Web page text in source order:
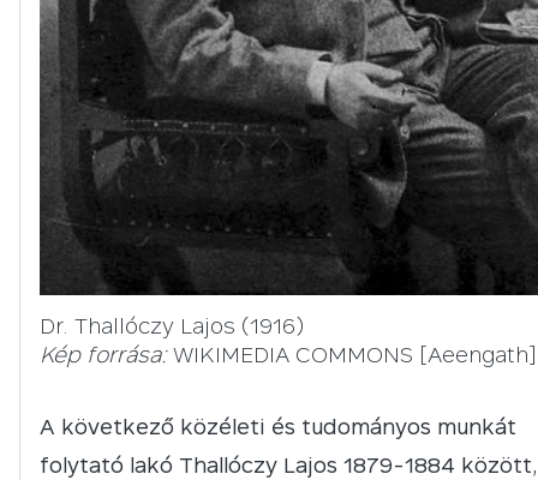
Dr. Thallóczy Lajos (1916)
Kép forrása:WIKIMEDIA COMMONS [Aeengath]
A következő közéleti és tudományos munkát
folytató lakó Thallóczy Lajos 1879-1884 között,